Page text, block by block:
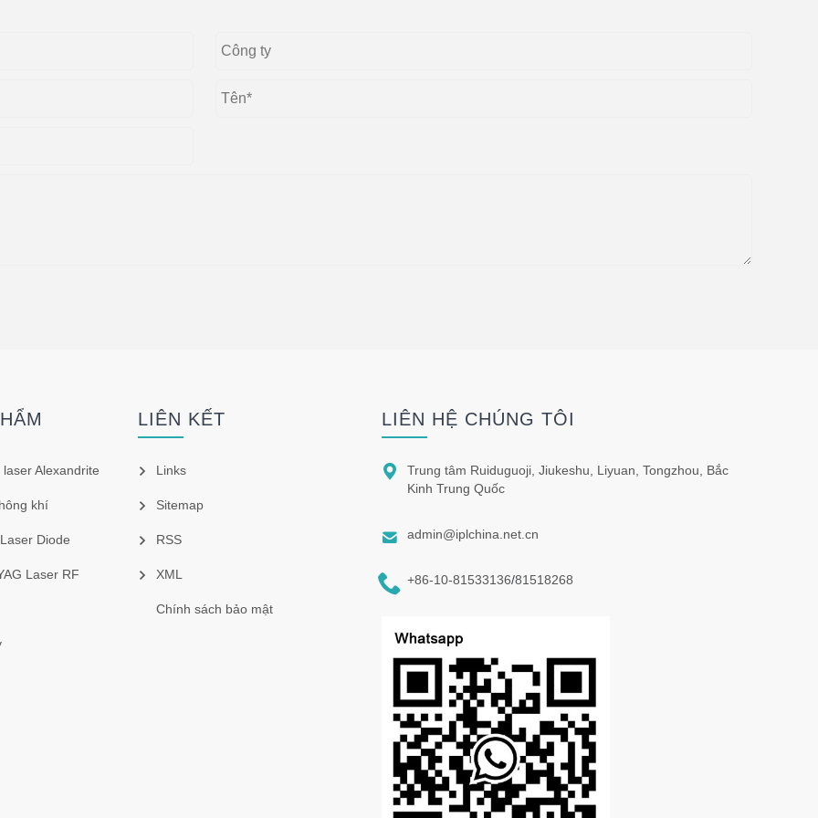
Alexandrite
khí
Diode
Laser RF
LIÊN KẾT
Links
Sitemap
RSS
XML
Chính sách bảo mật
LIÊN HỆ CHÚNG TÔI

Trung tâm Ruiduguoji, Jiukeshu, Liyuan, Tongzhou, Bắc
Kinh Trung Quốc
 admin@iplchina.net.cn
 +86-10-81533136/81518268